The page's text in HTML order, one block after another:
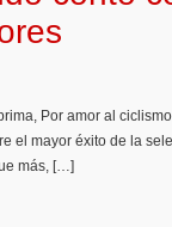
Por amor al
el mayor éxito de la
más, […]